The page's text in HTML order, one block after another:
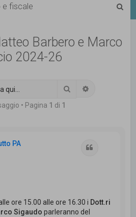
e fiscale
Barbero e Marco
2024-26
Cerca
• Pagina 1 di 1
PA
ore 15.00 alle ore 16.30 i Dott.ri
Sigaudo parleranno del